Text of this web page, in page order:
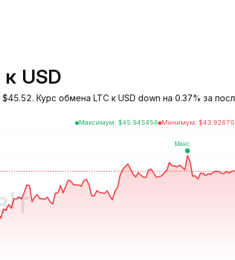
USD
Курс обмена LTC к USD down на 0.37% за
Максимум: $45.945456 Минимум: $